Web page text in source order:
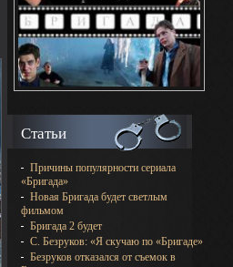
Статьи
Причины популярности сериала
«Бригада»
Новая Бригада будет светлым
фильмом
Бригада 2 будет
С. Безруков: «Я скучаю по «Бригаде»
Безруков отказался от съемок в